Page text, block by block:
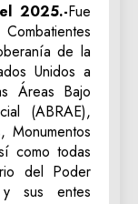
2025.-Fue
de la
Unidos a
Áreas Bajo
(ABRAE),
Monumentos
como todas
del Poder
y sus entes